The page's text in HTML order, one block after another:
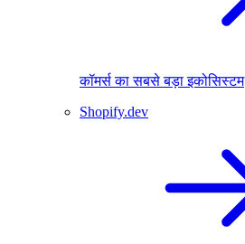
कॉमर्स का सबसे बड़ा इकोसिस्टम
Shopify.dev